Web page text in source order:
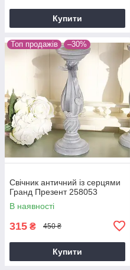
Купити
Топ продажів –30%
Свічник античний із серцями
Гранд Презент 258053
В наявності
315 ₴ 450 ₴
Купити